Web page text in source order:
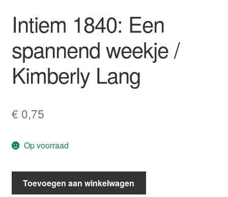
Intiem 1840: Een
spannend weekje /
Kimberly Lang
€ 0,75
Op voorraad
Intiem
1840:
Toevoegen aan winkelwagen